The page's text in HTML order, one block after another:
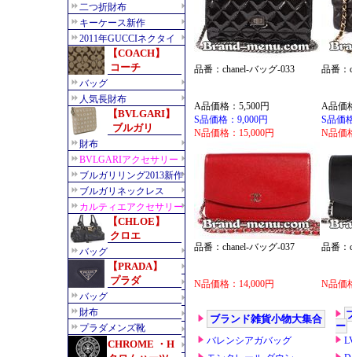
品番：chanel-バッグ-033
A品価格：5,500円
S品価格：9,000円
N品価格：15,000円
品番：
A品価
S品価
N品価
品番：chanel-バッグ-037
N品価格：14,000円
品番：
N品価